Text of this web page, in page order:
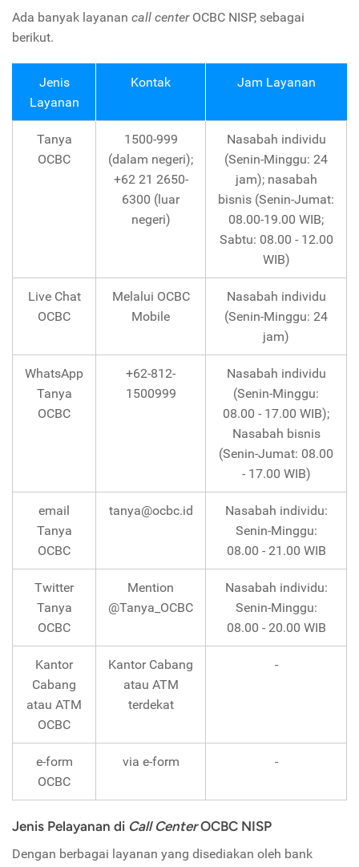
Ada banyak layanan call centerOCBC NISP, sebagai
berikut.
Jenis
Layanan
Kontak Jam Layanan
Tanya
OCBC
1500-999
(dalam negeri);
+62 21 2650-
6300 (luar
negeri)
Nasabah individu
(Senin-Minggu: 24
jam); nasabah
bisnis (Senin-Jumat:
08.00-19.00 WIB;
Sabtu: 08.00 - 12.00
WIB)
Live Chat
OCBC
Melalui OCBC
Mobile
Nasabah individu
(Senin-Minggu: 24
jam)
WhatsApp
Tanya
OCBC
+62-812-
1500999
Nasabah individu
(Senin-Minggu:
08.00 - 17.00 WIB);
Nasabah bisnis
(Senin-Jumat: 08.00
- 17.00 WIB)
email
Tanya
OCBC
tanya@ocbc.id
Nasabah individu:
Senin-Minggu:
08.00 - 21.00 WIB
Twitter
Tanya
OCBC
Mention
@Tanya_OCBC
Nasabah individu:
Senin-Minggu:
08.00 - 20.00 WIB
Kantor
Cabang
atau ATM
OCBC
Kantor Cabang
atau ATM
terdekat
-
e-form
OCBC
via e-form -
Jenis Pelayanan di Call CenterOCBC NISP
Dengan berbagai layanan yang disediakan oleh bank